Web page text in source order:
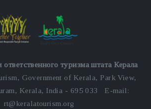
туризма штата Керала
Government of Kerala, Park View,
Kerala, India - 695 033 E-mail:
rt@keralatourism.org